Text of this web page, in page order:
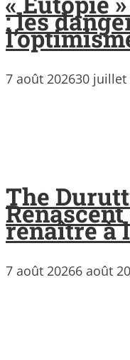
: les
7 août 202630 juillet
The
Renascent
renaître à
7 août 20266 août